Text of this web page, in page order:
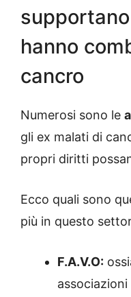
hanno
cancro
Numerosi sono le
gli ex malati di
propri diritti
Ecco quali sono
più in questo
F.A.V.O: